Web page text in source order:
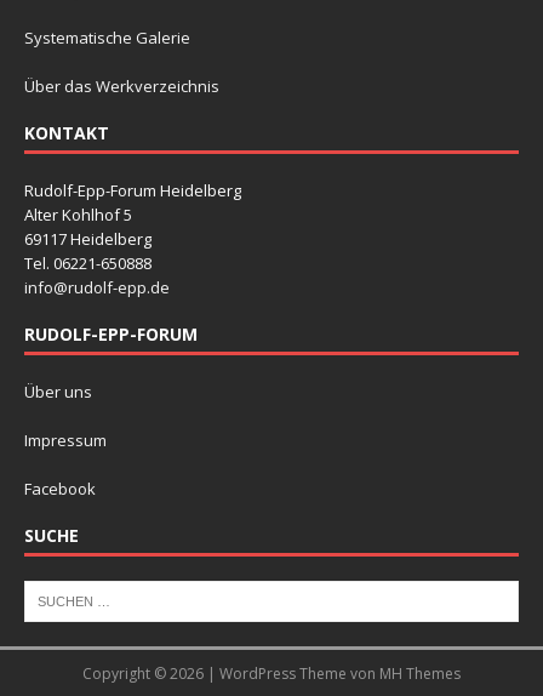
Systematische Galerie
Über das Werkverzeichnis
KONTAKT
Rudolf-Epp-Forum Heidelberg
Alter Kohlhof 5
69117 Heidelberg
Tel. 06221-650888
info@rudolf-epp.de
RUDOLF-EPP-FORUM
Über uns
Impressum
Facebook
SUCHE
Copyright © 2026 | WordPress Theme von MH Themes